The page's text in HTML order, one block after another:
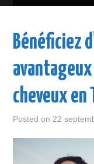
LOISIR
VOITURE
Bénéficiez
cheveux en
Posted on 22